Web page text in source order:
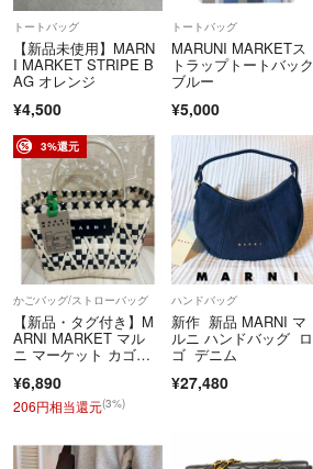
トートバッグ
【新品未使用】MARN
I MARKET STRIPE B
AG オレンジ
¥4,500
トートバッグ
MARUNI MARKETス
トラップトートバック
ブルー
¥5,000
3%還元
かごバッグ/ストローバッグ
【新品・タグ付き】M
ARNI MARKET マル
ニ マーケット カゴバ
¥6,890
206円相当還元(3%)
ハンドバッグ
新作 新品 MARNI マ
ルニ ハンドバッグ ロ
ゴ デニム
¥27,480